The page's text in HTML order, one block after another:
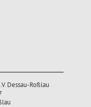
Dessau-Roßlau